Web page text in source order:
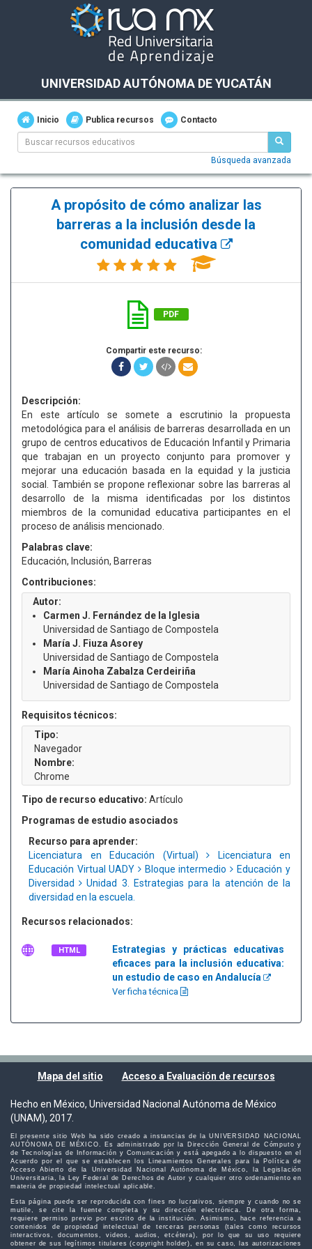
UNIVERSIDAD AUTÓNOMA DE YUCATÁN
Inicio Publica recursos Contacto
Búsqueda avanzada
A propósito de cómo analizar las
barreras a la inclusión desde la
comunidad educativa
PDF
Compartir este recurso:
Descripción:
En este artículo se somete a escrutinio la propuesta
metodológica para el análisis de barreras desarrollada en un
grupo de centros educativos de Educación Infantil y Primaria
que trabajan en un proyecto conjunto para promover y
mejorar una educación basada en la equidad y la justicia
social. También se propone reflexionar sobre las barreras al
desarrollo de la misma identificadas por los distintos
miembros de la comunidad educativa participantes en el
proceso de análisis mencionado.
Palabras clave:
Educación, Inclusión, Barreras
Contribuciones:
Autor:
Carmen J. Fernández de la Iglesia
Universidad de Santiago de Compostela
María J. Fiuza Asorey
Universidad de Santiago de Compostela
María Ainoha Zabalza Cerdeiriña
Universidad de Santiago de Compostela
Requisitos técnicos:
Tipo:
Navegador
Nombre:
Chrome
Tipo de recurso educativo: Artículo
Programas de estudio asociados
Recurso para aprender:
Licenciatura en Educación (Virtual)
Licenciatura en
Educación Virtual UADY
Bloque intermedio
Educación y
Diversidad
Unidad 3. Estrategias para la atención de la
diversidad en la escuela.
Recursos relacionados:
HTML
Estrategias y prácticas educativas
eficaces para la inclusión educativa:
un estudio de caso en Andalucía
Ver ficha técnica
Mapa del sitio Acceso a Evaluación de recursos
Hecho en México, Universidad Nacional Autónoma de México
(UNAM), 2017.
El presente sitio Web ha sido creado a instancias de la UNIVERSIDAD NACIONAL
AUTÓNOMA DE MÉXICO. Es administrado por la Dirección General de Cómputo y
de Tecnologías de Información y Comunicación y está apegado a lo dispuesto en el
Acuerdo por el que se establecen los Lineamientos Generales para la Política de
Acceso Abierto de la Universidad Nacional Autónoma de México, la Legislación
Universitaria, la Ley Federal de Derechos de Autor y cualquier otro ordenamiento en
materia de propiedad intelectual aplicable.
Esta página puede ser reproducida con fines no lucrativos, siempre y cuando no se
mutile, se cite la fuente completa y su dirección electrónica. De otra forma,
requiere permiso previo por escrito de la institución. Asimismo, hace referencia a
contenidos de propiedad intelectual de terceras personas (tales como recursos
interactivos, documentos, videos, audios, etcétera), por lo que su uso requiere
obtener de sus legítimos titulares (copyright holder), en su caso, las autorizaciones